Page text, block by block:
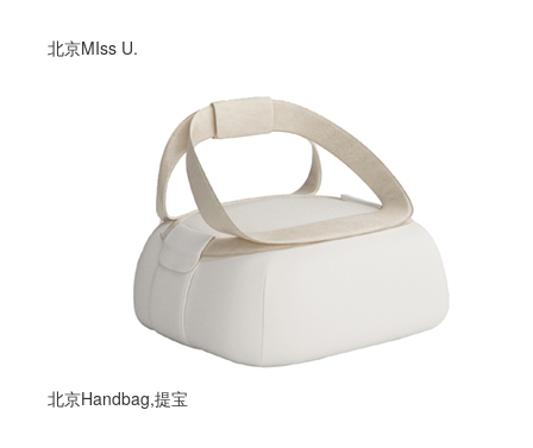
北京MIss U.
北京Handbag,提宝